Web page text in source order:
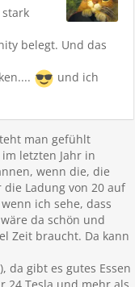
belegt. Und das
und ich
man gefühlt
letzten Jahr in
wenn die, die
Ladung von 20 auf
ich sehe, dass
da schön und
Zeit braucht. Da kann
da gibt es gutes Essen